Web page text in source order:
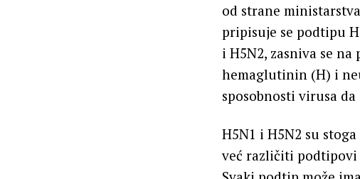
od strane
pripisuje se podtipu
i H5N2, zasniva se
hemaglutinin (H) i
sposobnosti virusa
H5N1 i H5N2 su
već različiti podtipovi